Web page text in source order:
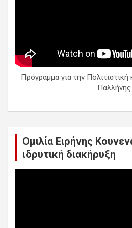
Πρόγραμμα για την
Παλλήνης
Ομιλία Ειρήνης
ιδρυτική διακήρυξη